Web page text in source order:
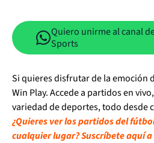
Quiero unirme al canal
Sports
Si quieres disfrutar de la emoción
Win Play. Accede a partidos en
variedad de deportes, todo desde
¿Quieres ver los partidos del
cualquier lugar? Suscríbete aquí a